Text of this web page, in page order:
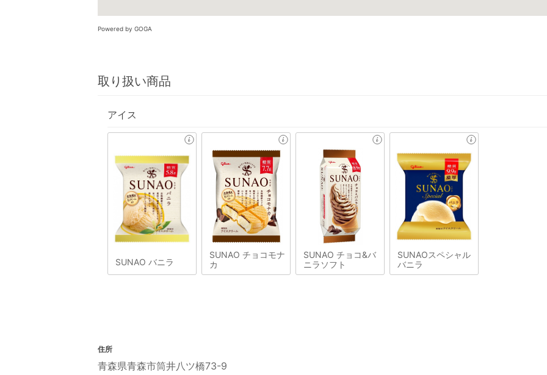
Powered by GOGA
取り扱い商品
アイス
SUNAO バニラ
SUNAO チョコモナ
カ
SUNAO チョコ&バ
ニラソフト
SUNAOスペシャル
バニラ
住所
青森県青森市筒井八ツ橋73-9